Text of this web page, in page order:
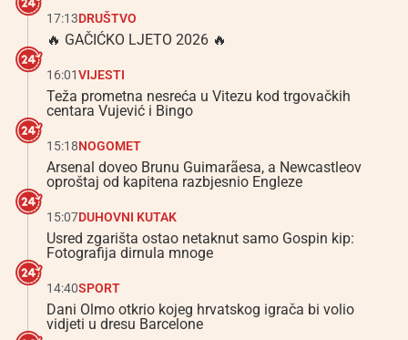
17:13DRUŠTVO
🔥 GAČIĆKO LJETO 2026 🔥
16:01VIJESTI
Teža prometna nesreća u Vitezu kod trgovačkih
centara Vujević i Bingo
15:18NOGOMET
Arsenal doveo Brunu Guimarãesa, a Newcastleov
oproštaj od kapitena razbjesnio Engleze
15:07DUHOVNI KUTAK
Usred zgarišta ostao netaknut samo Gospin kip:
Fotografija dirnula mnoge
14:40SPORT
Dani Olmo otkrio kojeg hrvatskog igrača bi volio
vidjeti u dresu Barcelone